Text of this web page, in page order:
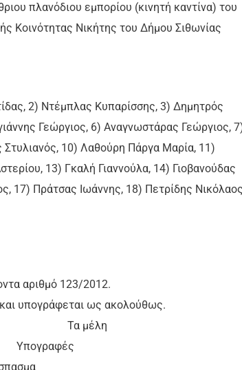
πλανόδιου εμπορίου (κινητή καντίνα) του
Κοινότητας Νικήτης του Δήμου Σιθωνίας
2) Ντέμπλας Κυπαρίσσης, 3) Δημητρός
Γεώργιος, 6) Αναγνωστάρας Γεώργιος,
10) Λαθούρη Πάργα Μαρία, 11)
13) Γκαλή Γιαννούλα, 14) Γιοβανούδας
17) Πράτσας Ιωάννης, 18) Πετρίδης
αριθμό 123/2012.
υπογράφεται ως ακολούθως.
Τα μέλη